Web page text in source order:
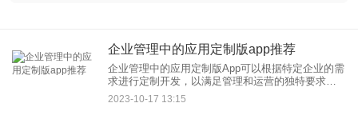
企业管理中的应用定制版app推荐
企业管理中的应用定制版App可以根据特定企业的需
求进行定制开发，以满足管理和运营的独特要求。
以下是一些应用定制版App的推荐，涵盖了不同领域
和需求：
2023-10-17 13:15